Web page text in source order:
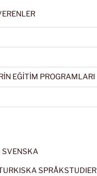
EĞİTİM PROGRAMLARI
SVENSKA
SPRÅKSTUDIER